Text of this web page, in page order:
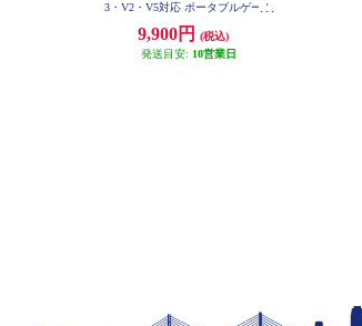
3・V2・V5対応 ポータブルゲーム
0029
9,900円
(税込)
発送目安: 10営業日